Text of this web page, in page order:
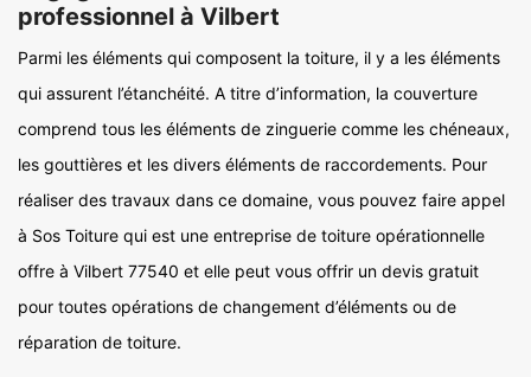
professionnel à Vilbert
Parmi les éléments qui composent la toiture, il y a les éléments
qui assurent l’étanchéité. A titre d’information, la couverture
comprend tous les éléments de zinguerie comme les chéneaux,
les gouttières et les divers éléments de raccordements. Pour
réaliser des travaux dans ce domaine, vous pouvez faire appel
à Sos Toiture qui est une entreprise de toiture opérationnelle
offre à Vilbert 77540 et elle peut vous offrir un devis gratuit
pour toutes opérations de changement d’éléments ou de
réparation de toiture.